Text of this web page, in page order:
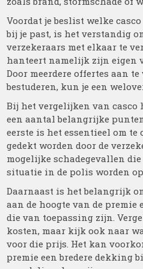
Voordat je beslist welke
bij je past, is het verstandig
verzekeraars met elkaar te
hanteert namelijk zijn eigen
Door meerdere offertes aan te
bestuderen, kun je een
Bij het vergelijken van
een aantal belangrijke
eerste is het essentieel om
gedekt worden door de
mogelijke schadegevallen
situatie in de polis worden
Daarnaast is het belangrijk
aan de hoogte van de premie
die van toepassing zijn.
kosten, maar kijk ook naar
voor die prijs. Het kan
premie een bredere dekking